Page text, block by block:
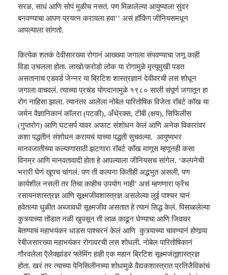
सरळ,साधं आणि सोपं मुळीच नसतं. पण मिळालेल्या आयुष्याला सुंदर
बनवण्याचा आपण प्रयत्न करायला हवा’’ असं हॉकिंगजीनियसमधून
आपल्याला सांगतो.
कित्येक शतकं देवीसारख्या रोगानं आख्ख्या जगाला संपवण्याचा जणू काही
विडा उचलला होता. लाखो/करोडो लोक या रोगामुळे मृत्यूमुखी पडत
असतानाच एडवर्ड जेन्नर या ब्रिटिश शास्त्रज्ञानं देवीवरची लस शोधून
जगाला वाचवलं. त्याच्या प्रचंड योगदानामुळे १९८० साली संपूर्ण जगातून हा
रोग नाहिसा झाला. त्यानंतर आलेला नोबेल पारितोषिक विजेता रॉबर्ट कॉख या
जर्मन वैज्ञानिकानं कॉलरा (पटकी), अँथे्रक्स,टीबी (क्षय),सिफिलीस
(गुप्तरोग) आणि घटसर्प यावर अफाट संशोधन केलं आणि अनेक विकारांवर
कशा पद्धतीनं संशोधन करायचं याच्या पद्धती सुचवल्या. आयुष्यभर
मानवजातीच्या कल्याणासाठी झटणारा रॉबर्ट कॉख माणूस म्हणूनही कसा
विनम्र आणि मानवतावादी होता हे आपल्याला जीनियसच सांगेल. ‘कल्पनेची
भरारी घेणं खूपच चांगलं. पण ती कल्पना कितीही अद्भभुत असली,पण
कार्यशील नसली तर तिचा काहीच उपयोग नाही’ असं म्हणणारा फ्रेंच
रसायनशास्त्रज्ञ आणि सूक्ष्मजीवशास्त्रज्ञ असलेल्या लुई पाश्‍चर यानं
हवेतल्या धुळीत अब्जावधी सूक्ष्मजीव असतात हे त्यानं सिद्ध केलं. पिसाळलेल्या
कुत्र्याच्या तोंडात नळी खुपसून ती लाळ काढून घेण्याचा आणि जिवावर
बेतण्याचं महाभयंकर धाडस पाश्‍चरनं केलं आणि कुत्र्याच्या चावण्यानं होणार्‍या
रेबीजसारख्या महाभयंकर रोगावरची लस शोधली. नोबेल पारितोषिकानं
गौरवलेला ऍलेक्झांडर फ्लेमिंग हाही एक महान ब्रिटिश सूक्ष्मजंतूशास्त्रज्ञ
होता. खरं तर त्याच्या पेनिसिलीनच्या शोधामुळे वैद्यकशास्त्रात प्रतिजैविकांचं